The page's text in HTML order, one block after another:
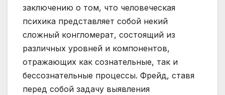
заключению о том, что человеческая
психика представляет собой некий
сложный конгломерат, состоящий из
различных уровней и компонентов,
отражающих как сознательные, так и
бессознательные процессы. Фрейд, ставя
перед собой задачу выявления